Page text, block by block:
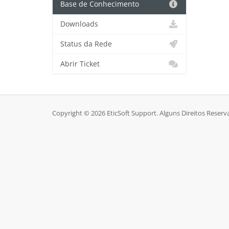
Base de Conhecimento
Downloads
Status da Rede
Abrir Ticket
Copyright © 2026 EticSoft Support. Alguns Direitos